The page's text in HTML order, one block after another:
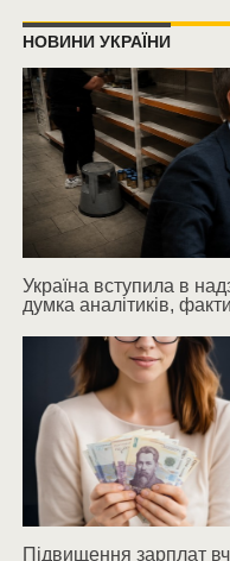
НОВИНИ УКРАЇНИ
Україна вступила в
думка аналітиків,
Підвищення зарплат